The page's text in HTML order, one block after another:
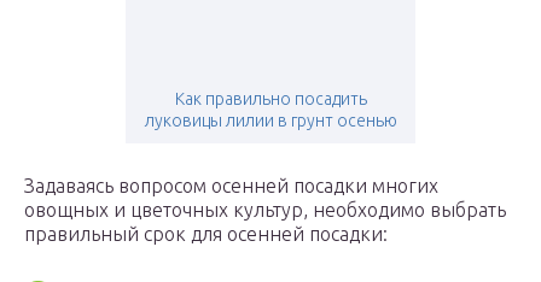
Как правильно посадить
луковицы лилии в грунт осенью
Задаваясь вопросом осенней посадки многих
овощных и цветочных культур, необходимо выбрать
правильный срок для осенней посадки: